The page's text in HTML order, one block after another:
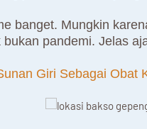
banget. Mungkin
pandemi. Jelas
Giri Sebagai Obat